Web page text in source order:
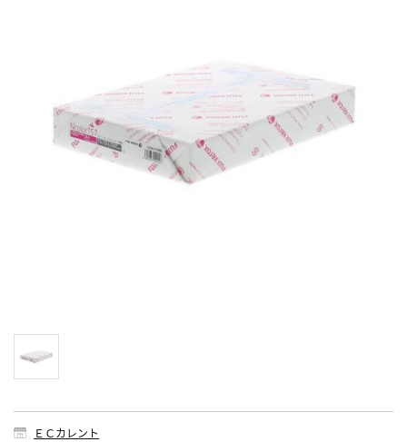
ＥＣカレント